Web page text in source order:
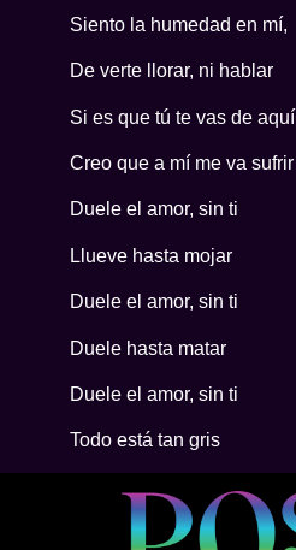
Siento la humedad en mí,
De verte llorar, ni hablar
Si es que tú te vas de aquí
Creo que a mí me va sufrir
Duele el amor, sin ti
Llueve hasta mojar
Duele el amor, sin ti
Duele hasta matar
Duele el amor, sin ti
Todo está tan gris